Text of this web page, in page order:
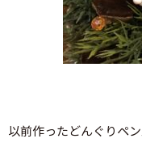
以前作ったどんぐりペ